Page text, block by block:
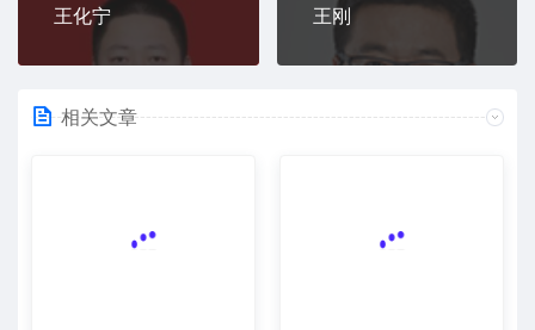
王化宁
王刚
相关文章